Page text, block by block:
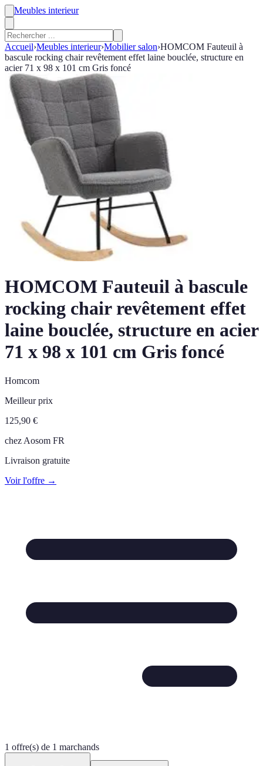
Meubles interieur
Accueil›Meubles interieur›Mobilier salon›HOMCOM Fauteuil à
bascule rocking chair revêtement effet laine bouclée, structure en
acier 71 x 98 x 101 cm Gris foncé
HOMCOM Fauteuil à bascule
rocking chair revêtement effet
laine bouclée, structure en acier
71 x 98 x 101 cm Gris foncé
Homcom
Meilleur prix
125,90 €
chez Aosom FR
Livraison gratuite
Voir l'offre →
1 offre(s) de 1 marchands